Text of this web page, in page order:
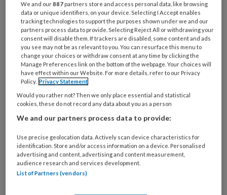
Wat
is
je
e-
mailadres?
* *
Kies
je
wachtwoord* *
Kies
je
functie
welke
organisatie
werk
je?
Untitled
Ontvang 2x per week de
We and our887 partners store and access personal data, like browsing
data or unique identifiers, on your device. Selecting I Accept enables
tracking technologies to support the purposes shown under we and our
partners process data to provide. Selecting Reject All or withdrawing your
consent will disable them. If trackers are disabled, some content and ads
you see may not be as relevant to you. You can resurface this menu to
change your choices or withdraw consent at any time by clicking the
Manage Preferences link on the bottom of the webpage. Your choices will
have effect within our Website. For more details, refer to our Privacy
Policy. Privacy Statement
Would you rather not? Then we only place essential and statistical
cookies, these do not record any data about you as a person
We and our partners process data to provide:
Use precise geolocation data. Actively scan device characteristics for
identification. Store and/or access information on a device. Personalised
advertising and content, advertising and content measurement,
audience research and services development.
List of Partners (vendors)